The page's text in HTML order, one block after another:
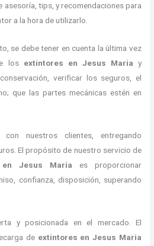
tips, y recomendaciones para
a la hora de utilizarlo.
se debe tener en cuenta la última vez
los extintores en Jesus Maria y
verificar los seguros, el
que las partes mecánicas estén en
nuestros clientes, entregando
El propósito de nuestro servicio de
en Jesus Maria es proporcionar
confianza, disposición, superando
y posicionada en el mercado. El
de extintores en Jesus Maria